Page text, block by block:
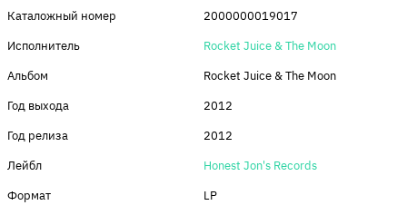
Каталожный номер
2000000019017
Исполнитель
Rocket Juice & The Moon
Альбом
Rocket Juice & The Moon
Год выхода
2012
Год релиза
2012
Лейбл
Honest Jon's Records
Формат
LP